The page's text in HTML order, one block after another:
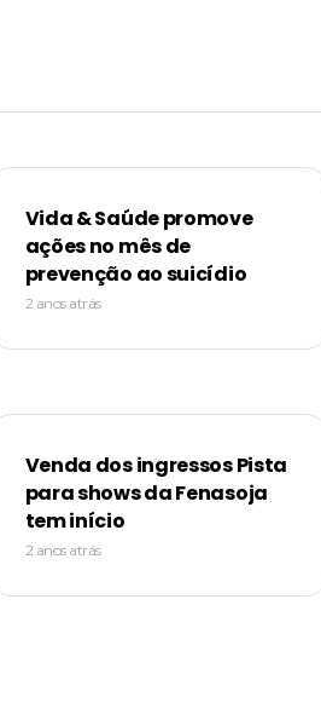
Vida & Saúde promove
ações no mês de
prevenção ao suicídio
2 anos atrás
Venda dos ingressos Pista
para shows da Fenasoja
tem início
2 anos atrás